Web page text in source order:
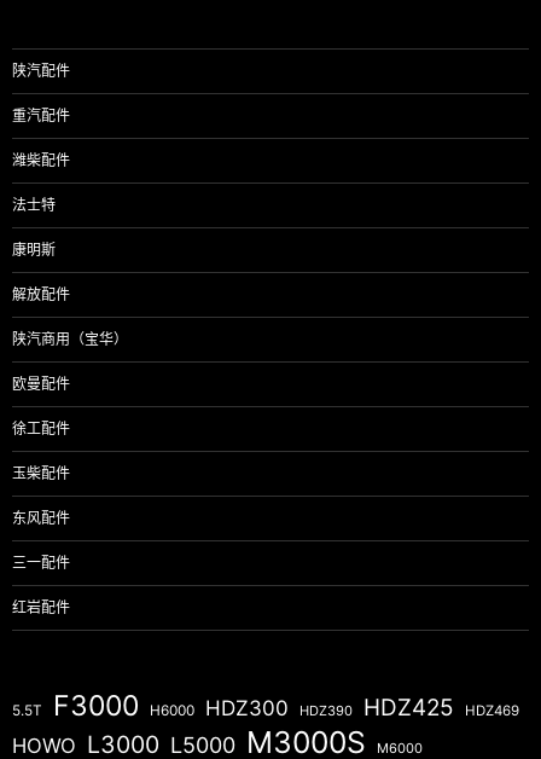
陕汽配件
重汽配件
潍柴配件
法士特
康明斯
解放配件
陕汽商用（宝华）
欧曼配件
徐工配件
玉柴配件
东风配件
三一配件
红岩配件
5.5T F3000 H6000 HDZ300 HDZ390 HDZ425 HDZ469
HOWO L3000 L5000 M3000S M6000